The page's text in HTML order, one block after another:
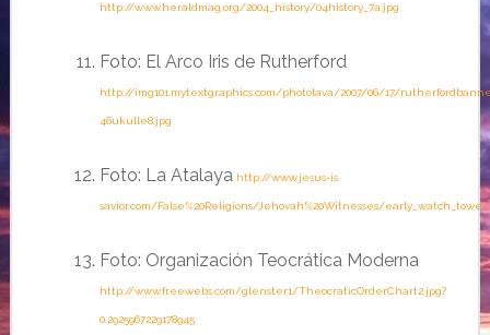
http://www.heraldmag.org/2004_history/04history_7a.jpg
Foto: El Arco Iris de Rutherford
http://img101.mytextgraphics.com/photolava/2007/06/17/
46ukulle8.jpg
Foto: La Atalaya http://www.jesus-is
savior.com/False%20Religions/Jehovah%20Witnesses/
Foto: Organización Teocrática Moderna
http://www.freewebs.com/glenster1/TheocraticOrderChart2.jpg?
0.2925967229178945